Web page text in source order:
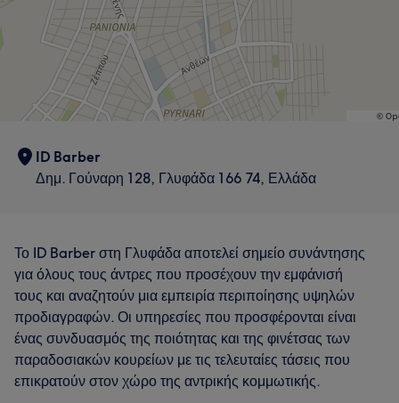
ID Barber
Δημ. Γούναρη 128, Γλυφάδα 166 74, Ελλάδα
Το ID Barber στη Γλυφάδα αποτελεί σημείο συνάντησης
για όλους τους άντρες που προσέχουν την εμφάνισή
τους και αναζητούν μια εμπειρία περιποίησης υψηλών
προδιαγραφών. Οι υπηρεσίες που προσφέρονται είναι
ένας συνδυασμός της ποιότητας και της φινέτσας των
παραδοσιακών κουρείων με τις τελευταίες τάσεις που
επικρατούν στον χώρο της αντρικής κομμωτικής.